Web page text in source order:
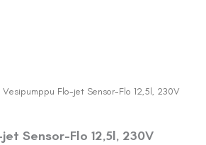
Flo-jet Sensor-Flo 12,5l, 230V
Sensor-Flo 12,5l, 230V